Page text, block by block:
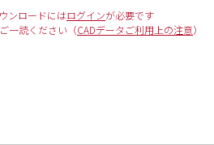
ンロードにはログインが必要です
一読ください（CADデータご利用上の注意）